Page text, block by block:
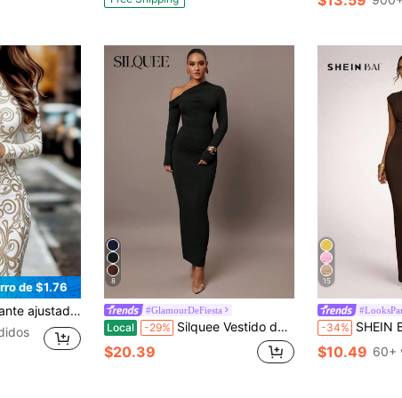
de $1.76
integral para vacaciones
8
#GlamourDeFiesta
Local -29% Silquee Vestido de punto de unicolor elástico, de hombros caídos y cuello romántico, para uso diario, elegante fiesta, manga larga, ajustado y sexy, ideal para otoño e invierno, salidas nocturnas, Halloween y Navidad
$20.39
15
-34% SHEIN BAE Vestido ajustado con
$10.49 60+